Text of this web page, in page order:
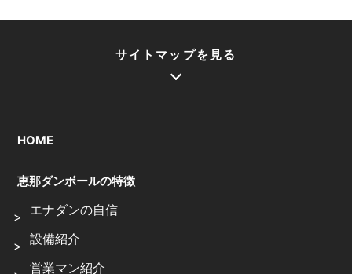
サイトマップを見る
HOME
恵那ダンボールの特徴
エナダンの自信
設備紹介
営業マン紹介